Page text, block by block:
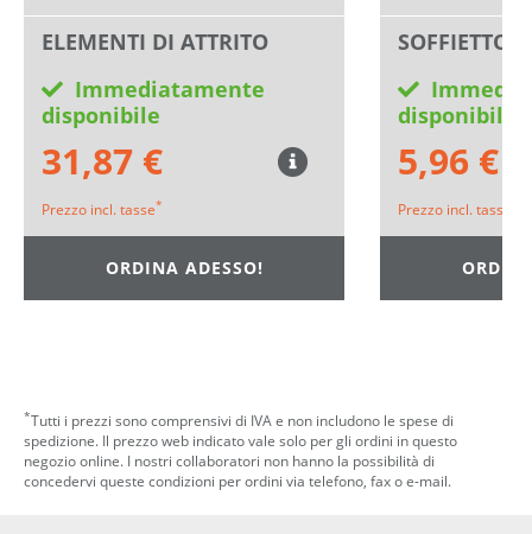
ELEMENTI DI ATTRITO
Immediatamente
disponibile
31,87 €
Prezzo incl. tasse*
ORDINA ADESSO!
SOFFIETTO
disponibile
5,96 €
Prezzo incl. tasse
*Tutti i prezzi sono comprensivi di IVA e non includono le spese di
spedizione. Il prezzo web indicato vale solo per gli ordini in questo
negozio online. I nostri collaboratori non hanno la possibilità di
concedervi queste condizioni per ordini via telefono, fax o e-mail.